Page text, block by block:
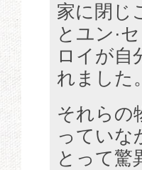
家に閉じ
とユン·
ロイが自
れました。
それらの
っていな
とって驚